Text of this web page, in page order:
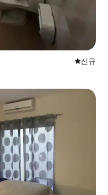
신규 숙소
신규